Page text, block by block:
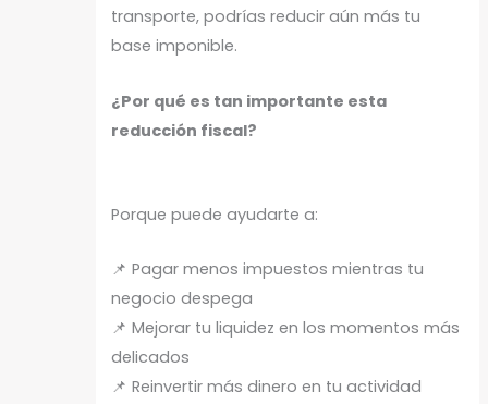
transporte, podrías reducir aún más tu
base imponible.
¿Por qué es tan importante esta
reducción fiscal?
Porque puede ayudarte a:
📌 Pagar menos impuestos mientras tu
negocio despega
📌 Mejorar tu liquidez en los momentos más
delicados
📌 Reinvertir más dinero en tu actividad